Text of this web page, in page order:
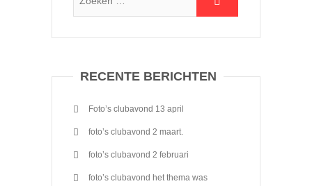
RECENTE BERICHTEN
Foto’s clubavond 13 april
foto’s clubavond 2 maart.
foto’s clubavond 2 februari
foto’s clubavond het thema was